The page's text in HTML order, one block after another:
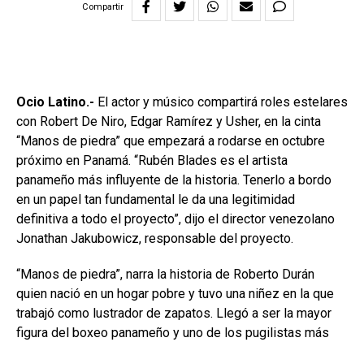
Compartir
Ocio Latino.- El actor y músico compartirá roles estelares
con Robert De Niro, Edgar Ramírez y Usher, en la cinta
“Manos de piedra” que empezará a rodarse en octubre
próximo en Panamá. “Rubén Blades es el artista
panameño más influyente de la historia. Tenerlo a bordo
en un papel tan fundamental le da una legitimidad
definitiva a todo el proyecto”, dijo el director venezolano
Jonathan Jakubowicz, responsable del proyecto.
“Manos de piedra”, narra la historia de Roberto Durán
quien nació en un hogar pobre y tuvo una niñez en la que
trabajó como lustrador de zapatos. Llegó a ser la mayor
figura del boxeo panameño y uno de los pugilistas más